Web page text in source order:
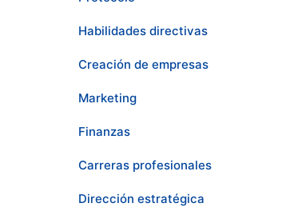
Habilidades directivas
Creación de empresas
Marketing
Finanzas
Carreras profesionales
Dirección estratégica